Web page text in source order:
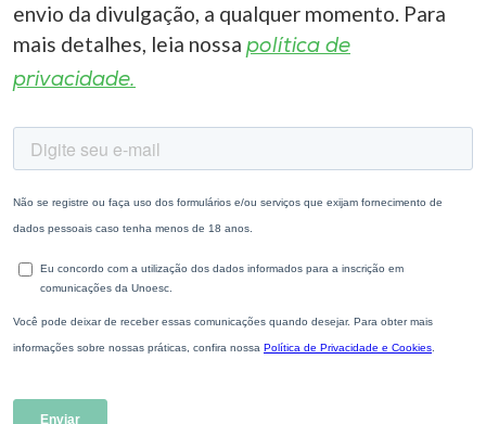
envio da divulgação, a qualquer momento. Para
mais detalhes, leia nossa política de
privacidade.